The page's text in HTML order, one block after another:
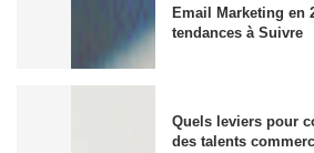
Email Marketing en
tendances à Suivre
Quels leviers pour
des talents